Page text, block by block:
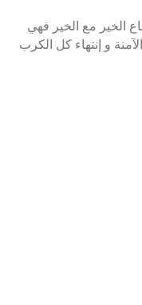
الخير مع الخير فهي
و إنتهاء كل الكرب